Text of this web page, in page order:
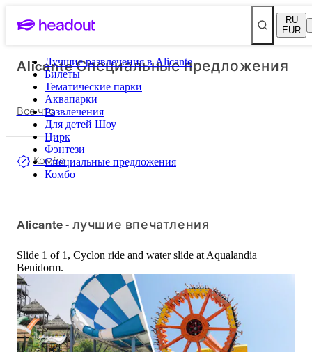
RU
EUR
Лучшие развлечения в Alicante
Билеты
Тематические парки
Аквапарки
Развлечения
Для детей Шоу
Цирк
Фэнтези
Специальные предложения
Комбо
Alicante Специальные предложения
Все что
Комбо
Alicante - лучшие впечатления
Slide 1 of 1, Cyclon ride and water slide at Aqualandia
Benidorm.